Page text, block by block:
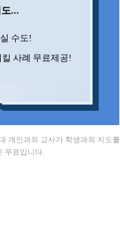
학교대
공과대
항공과대
...
수도!
사례 무료제공!
개인과외 교사가 학생과외 지도를
무료입니다.